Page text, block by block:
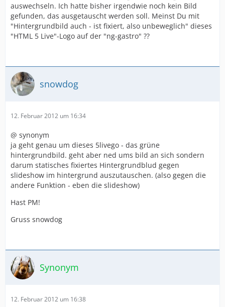
auswechseln. Ich hatte bisher irgendwie noch kein Bild
gefunden, das ausgetauscht werden soll. Meinst Du mit
"Hintergrundbild auch - ist fixiert, also unbeweglich" dieses
"HTML 5 Live"-Logo auf der "ng-gastro" ??
snowdog
12. Februar 2012 um 16:34
@ synonym
ja geht genau um dieses 5livego - das grüne
hintergrundbild. geht aber ned ums bild an sich sondern
darum statisches fixiertes Hintergrundblud gegen
slideshow im hintergrund auszutauschen. (also gegen die
andere Funktion - eben die slideshow)
Hast PM!
Gruss snowdog
Synonym
12. Februar 2012 um 16:38